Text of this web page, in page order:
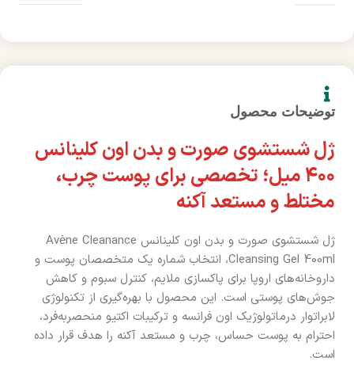
توضیحات محصول
ژل شستشوی صورت و بدن اون کلینانس
۴۰۰ میل؛ تخصصی برای پوست چرب،
مختلط و مستعد آکنه
ژل شستشوی صورت و بدن اون کلینانس Avène Cleanance
Cleansing Gel 400ml، انتخاب شماره یک متخصصان پوست و
داروخانه‌های اروپا برای پاکسازی ملایم، کنترل سبوم و کاهش
جوش‌های پوستی است. این محصول با بهره‌گیری از تکنولوژی
لابراتوار درماتولوژیک اون فرانسه و ترکیبات اکتیو منحصربه‌فرد،
احترام به پوست حساس، چرب و مستعد آکنه را هدف قرار داده
است.